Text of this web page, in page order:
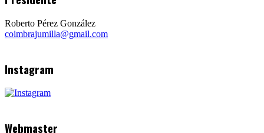
Roberto Pérez González
coimbrajumilla@gmail.com
Instagram
Webmaster